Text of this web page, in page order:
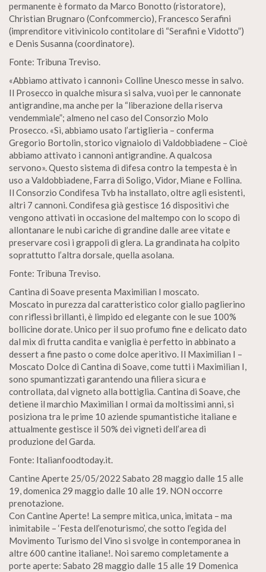
permanente è formato da Marco Bonotto (ristoratore),
Christian Brugnaro (Confcommercio), Francesco Serafini
(imprenditore vitivinicolo contitolare di “Serafini e Vidotto”)
e Denis Susanna (coordinatore).
Fonte: Tribuna Treviso.
«Abbiamo attivato i cannoni» Colline Unesco messe in salvo.
Il Prosecco in qualche misura si salva, vuoi per le cannonate
antigrandine, ma anche per la “liberazione della riserva
vendemmiale”; almeno nel caso del Consorzio Molo
Prosecco. «Sì, abbiamo usato l’artiglieria – conferma
Gregorio Bortolin, storico vignaiolo di Valdobbiadene – Cioè
abbiamo attivato i cannoni antigrandine. A qualcosa
servono». Questo sistema di difesa contro la tempesta è in
uso a Valdobbiadene, Farra di Soligo, Vidor, Miane e Follina.
Il Consorzio Condifesa Tvb ha installato, oltre agli esistenti,
altri 7 cannoni. Condifesa già gestisce 16 dispositivi che
vengono attivati in occasione del maltempo con lo scopo di
allontanare le nubi cariche di grandine dalle aree vitate e
preservare così i grappoli di glera. La grandinata ha colpito
soprattutto l’altra dorsale, quella asolana.
Fonte: Tribuna Treviso.
Cantina di Soave presenta Maximilian I moscato.
Moscato in purezza dal caratteristico color giallo paglierino
con riflessi brillanti, è limpido ed elegante con le sue 100%
bollicine dorate. Unico per il suo profumo fine e delicato dato
dal mix di frutta candita e vaniglia è perfetto in abbinato a
dessert a fine pasto o come dolce aperitivo. Il Maximilian I –
Moscato Dolce di Cantina di Soave, come tutti i Maximilian I,
sono spumantizzati garantendo una filiera sicura e
controllata, dal vigneto alla bottiglia. Cantina di Soave, che
detiene il marchio Maximilian I ormai da moltissimi anni, si
posiziona tra le prime 10 aziende spumantistiche italiane e
attualmente gestisce il 50% dei vigneti dell’area di
produzione del Garda.
Fonte: Italianfoodtoday.it.
Cantine Aperte 25/05/2022 Sabato 28 maggio dalle 15 alle
19, domenica 29 maggio dalle 10 alle 19. NON occorre
prenotazione.
Con Cantine Aperte! La sempre mitica, unica, imitata – ma
inimitabile – ‘Festa dell’enoturismo’, che sotto l’egida del
Movimento Turismo del Vino si svolge in contemporanea in
altre 600 cantine italiane!. Noi saremo completamente a
porte aperte: Sabato 28 maggio dalle 15 alle 19 Domenica